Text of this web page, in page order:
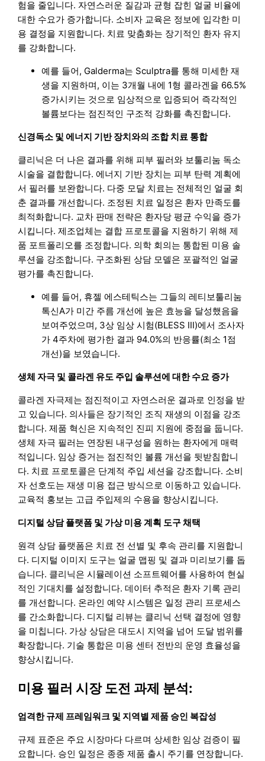
험을 줄입니다. 자연스러운 질감과 균형 잡힌 얼굴 비율에
대한 수요가 증가합니다. 소비자 교육은 정보에 입각한 미
용 결정을 지원합니다. 치료 맞춤화는 장기적인 환자 유지
를 강화합니다.
예를 들어, Galderma는 Sculptra를 통해 미세한 재
생을 지원하며, 이는 3개월 내에 1형 콜라겐을 66.5%
증가시키는 것으로 임상적으로 입증되어 즉각적인
볼륨보다는 점진적인 구조적 강화를 촉진합니다.
신경독소 및 에너지 기반 장치와의 조합 치료 통합
클리닉은 더 나은 결과를 위해 피부 필러와 보툴리눔 독소
시술을 결합합니다. 에너지 기반 장치는 피부 탄력 계획에
서 필러를 보완합니다. 다중 모달 치료는 전체적인 얼굴 회
춘 결과를 개선합니다. 조정된 치료 일정은 환자 만족도를
최적화합니다. 교차 판매 전략은 환자당 평균 수익을 증가
시킵니다. 제조업체는 결합 프로토콜을 지원하기 위해 제
품 포트폴리오를 조정합니다. 의학 회의는 통합된 미용 솔
루션을 강조합니다. 구조화된 상담 모델은 포괄적인 얼굴
평가를 촉진합니다.
예를 들어, 휴젤 에스테틱스는 그들의 레티보툴리눔
톡신A가 미간 주름 개선에 높은 효능을 달성했음을
보여주었으며, 3상 임상 시험(BLESS III)에서 조사자
가 4주차에 평가한 결과 94.0%의 반응률(최소 1점
개선)을 보였습니다.
생체 자극 및 콜라겐 유도 주입 솔루션에 대한 수요 증가
콜라겐 자극제는 점진적이고 자연스러운 결과로 인정을 받
고 있습니다. 의사들은 장기적인 조직 재생의 이점을 강조
합니다. 제품 혁신은 지속적인 진피 지원에 중점을 둡니다.
생체 자극 필러는 연장된 내구성을 원하는 환자에게 매력
적입니다. 임상 증거는 점진적인 볼륨 개선을 뒷받침합니
다. 치료 프로토콜은 단계적 주입 세션을 강조합니다. 소비
자 선호도는 재생 미용 접근 방식으로 이동하고 있습니다.
교육적 홍보는 고급 주입제의 수용을 향상시킵니다.
디지털 상담 플랫폼 및 가상 미용 계획 도구 채택
원격 상담 플랫폼은 치료 전 선별 및 후속 관리를 지원합니
다. 디지털 이미지 도구는 얼굴 맵핑 및 결과 미리보기를 돕
습니다. 클리닉은 시뮬레이션 소프트웨어를 사용하여 현실
적인 기대치를 설정합니다. 데이터 추적은 환자 기록 관리
를 개선합니다. 온라인 예약 시스템은 일정 관리 프로세스
를 간소화합니다. 디지털 리뷰는 클리닉 선택 결정에 영향
을 미칩니다. 가상 상담은 대도시 지역을 넘어 도달 범위를
확장합니다. 기술 통합은 미용 센터 전반의 운영 효율성을
향상시킵니다.
미용 필러 시장 도전 과제 분석:
엄격한 규제 프레임워크 및 지역별 제품 승인 복잡성
규제 표준은 주요 시장마다 다르며 상세한 임상 검증이 필
요합니다. 승인 일정은 종종 제품 출시 주기를 연장합니다.